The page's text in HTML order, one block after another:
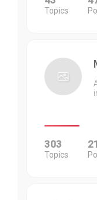
Topics
303
Topics